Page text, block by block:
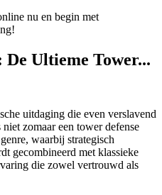
nu en begin met
De Ultieme Tower...
uitdaging die even verslavend
zomaar een tower defense
waarbij strategisch
gecombineerd met klassieke
die zowel vertrouwd als